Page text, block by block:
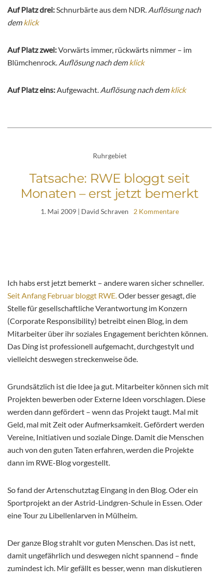
Auf Platz drei: Schnurbärte aus dem NDR. Auflösung nach
demklick
Auf Platz zwei:Vorwärts immer, rückwärts nimmer – im
Blümchenrock. Auflösung nach demklick
Auf Platz eins: Aufgewacht. Auflösung nach demklick
Ruhrgebiet
Tatsache: RWE bloggt seit
Monaten – erst jetzt bemerkt
1. Mai 2009| David Schraven 2 Kommentare
Ich habs erst jetzt bemerkt – andere waren sicher schneller.
Seit Anfang Februar bloggt RWE.Oder besser gesagt, die
Stelle für gesellschaftliche Verantwortung im Konzern
(Corporate Responsibility) betreibt einen Blog, in dem
Mitarbeiter über ihr soziales Engagement berichten können.
Das Ding ist professionell aufgemacht, durchgestylt und
vielleicht deswegen streckenweise öde.
Grundsätzlich ist die Idee ja gut. Mitarbeiter können sich mit
Projekten bewerben oder Externe Ideen vorschlagen. Diese
werden dann gefördert – wenn das Projekt taugt. Mal mit
Geld, mal mit Zeit oder Aufmerksamkeit. Gefördert werden
Vereine, Initiativen und soziale Dinge. Damit die Menschen
auch von den guten Taten erfahren, werden die Projekte
dann im RWE-Blog vorgestellt.
So fand der Artenschutztag Eingang in den Blog. Oder ein
Sportprojekt an der Astrid-Lindgren-Schule in Essen. Oder
eine Tour zu Libellenlarven in Mülheim.
Der ganze Blog strahlt vor guten Menschen. Das ist nett,
damit ungefährlich und deswegen nicht spannend – finde
zumindest ich. Mir gefällt es besser, wenn man diskutieren